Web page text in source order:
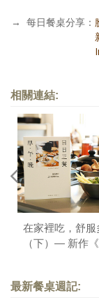
→ 每日餐桌分享：
相關連結:
在家裡吃，舒服
（下）— 新作
最新餐桌週記: